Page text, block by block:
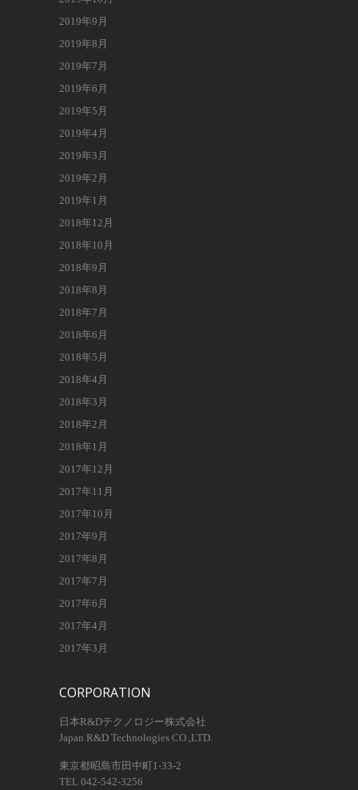
2019年9月
2019年8月
2019年7月
2019年6月
2019年5月
2019年4月
2019年3月
2019年2月
2019年1月
2018年12月
2018年10月
2018年9月
2018年8月
2018年7月
2018年6月
2018年5月
2018年4月
2018年3月
2018年2月
2018年1月
2017年12月
2017年11月
2017年10月
2017年9月
2017年8月
2017年7月
2017年6月
2017年4月
2017年3月
CORPORATION
日本R&Dテクノロジー株式会社
Japan R&D Technologies CO.,LTD.
東京都昭島市田中町1-33-2
TEL 042-542-3256